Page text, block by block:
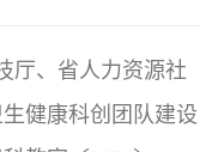
厅、省人力资源社
健康科创团队建设